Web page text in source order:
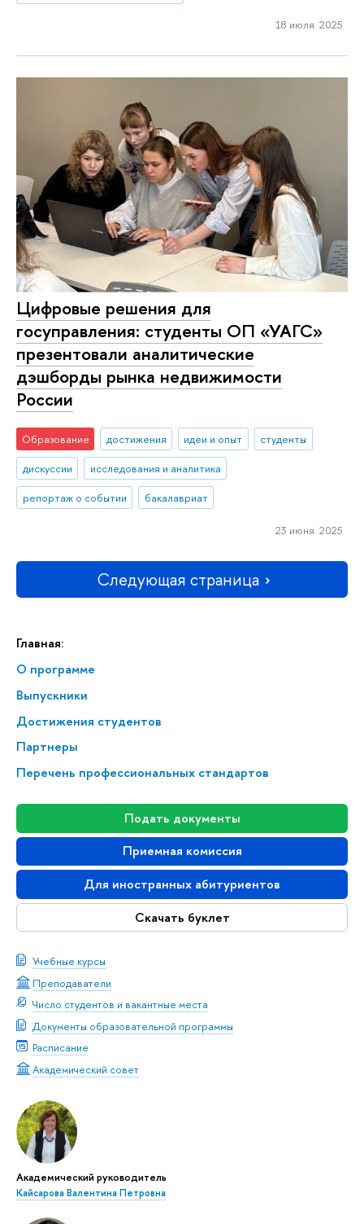
Главная:
О программе
Выпускники
Достижения студентов
Партнеры
Перечень профессиональных стандартов
Подать документы
Приемная комиссия
Для иностранных абитуриентов
Скачать буклет
Учебные курсы
Преподаватели
Число студентов и вакантные места
Документы образовательной программы
Расписание
Академический совет
Академический руководитель
Кайсарова Валентина Петровна
18 июля 2025
Цифровые решения для
госуправления: студенты ОП «УАГС»
презентовали аналитические
дэшборды рынка недвижимости
России
Образование достижения идеи и опыт
студенты
дискуссии
исследования и аналитика
репортаж о событии
бакалавриат
23 июня 2025
Следующая страница